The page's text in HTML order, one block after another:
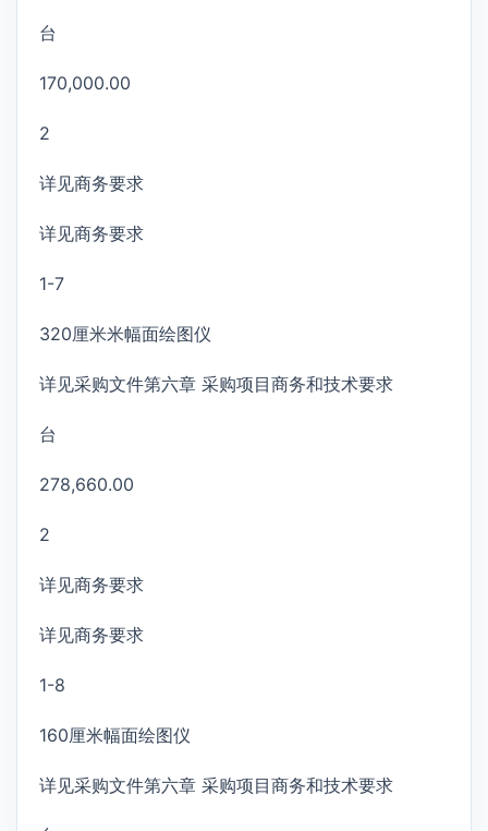
台
170,000.00
2
详见商务要求
详见商务要求
1-7
320厘米米幅面绘图仪
详见采购文件第六章 采购项目商务和技术要求
台
278,660.00
2
详见商务要求
详见商务要求
1-8
160厘米幅面绘图仪
详见采购文件第六章 采购项目商务和技术要求